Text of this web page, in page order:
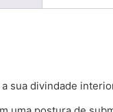
sua divindade